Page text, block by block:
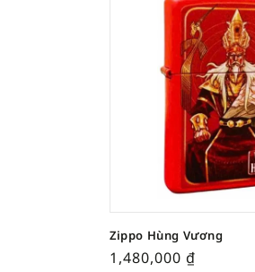
Zippo Hùng Vương
1,480,000 ₫